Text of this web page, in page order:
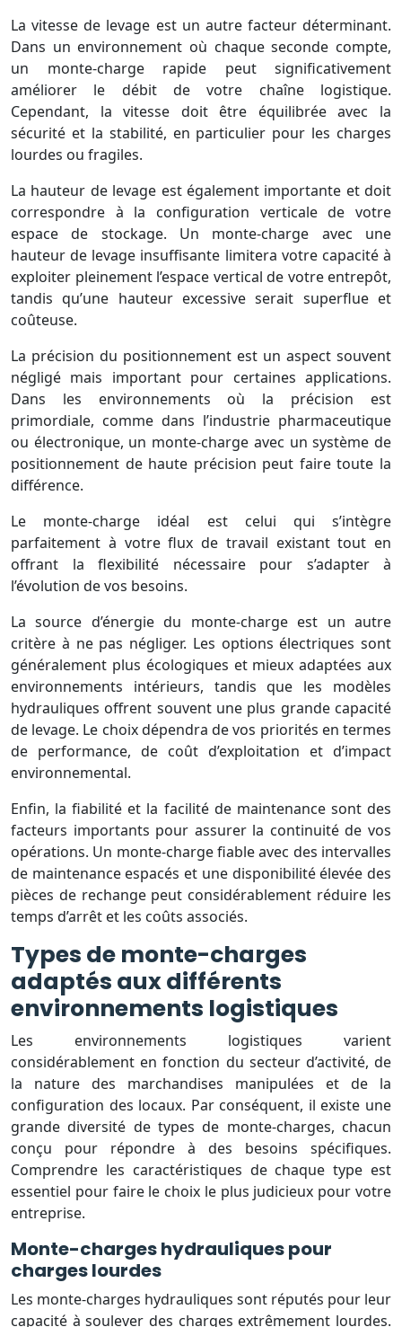
La vitesse de levage est un autre facteur déterminant.
Dans un environnement où chaque seconde compte,
un monte-charge rapide peut significativement
améliorer le débit de votre chaîne logistique.
Cependant, la vitesse doit être équilibrée avec la
sécurité et la stabilité, en particulier pour les charges
lourdes ou fragiles.
La hauteur de levage est également importante et doit
correspondre à la configuration verticale de votre
espace de stockage. Un monte-charge avec une
hauteur de levage insuffisante limitera votre capacité à
exploiter pleinement l’espace vertical de votre entrepôt,
tandis qu’une hauteur excessive serait superflue et
coûteuse.
La précision du positionnement est un aspect souvent
négligé mais important pour certaines applications.
Dans les environnements où la précision est
primordiale, comme dans l’industrie pharmaceutique
ou électronique, un monte-charge avec un système de
positionnement de haute précision peut faire toute la
différence.
Le monte-charge idéal est celui qui s’intègre
parfaitement à votre flux de travail existant tout en
offrant la flexibilité nécessaire pour s’adapter à
l’évolution de vos besoins.
La source d’énergie du monte-charge est un autre
critère à ne pas négliger. Les options électriques sont
généralement plus écologiques et mieux adaptées aux
environnements intérieurs, tandis que les modèles
hydrauliques offrent souvent une plus grande capacité
de levage. Le choix dépendra de vos priorités en termes
de performance, de coût d’exploitation et d’impact
environnemental.
Enfin, la fiabilité et la facilité de maintenance sont des
facteurs importants pour assurer la continuité de vos
opérations. Un monte-charge fiable avec des intervalles
de maintenance espacés et une disponibilité élevée des
pièces de rechange peut considérablement réduire les
temps d’arrêt et les coûts associés.
Types de monte-charges
adaptés aux différents
environnements logistiques
Les environnements logistiques varient
considérablement en fonction du secteur d’activité, de
la nature des marchandises manipulées et de la
configuration des locaux. Par conséquent, il existe une
grande diversité de types de monte-charges, chacun
conçu pour répondre à des besoins spécifiques.
Comprendre les caractéristiques de chaque type est
essentiel pour faire le choix le plus judicieux pour votre
entreprise.
Monte-charges hydrauliques pour
charges lourdes
Les monte-charges hydrauliques sont réputés pour leur
capacité à soulever des charges extrêmement lourdes.